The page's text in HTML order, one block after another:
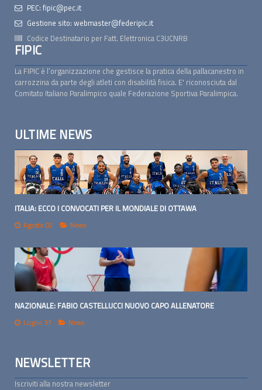
PEC: fipic@pec.it
Gestione sito: webmaster@federipic.it
Codice Destinatario per Fatt. Elettronica C3UCNRB
FIPIC
La FIPIC è l’organizzazione che gestisce la pratica della pallacanestro in
carrozzina da parte degli atleti con disabilità fisica. E' riconosciuta dal
Comitato Italiano Paralimpico quale Federazione Sportiva Paralimpica.
ULTIME NEWS
ITALIA: ECCO I CONVOCATI PER IL MONDIALE DI OTTAWA
Agosto 02 News
NAZIONALE: FABIO CASTELLUCCI NUOVO CAPO ALLENATORE
Luglio 31 News
NEWSLETTER
Iscriviti alla nostra newsletter